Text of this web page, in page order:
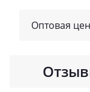
Оптовая